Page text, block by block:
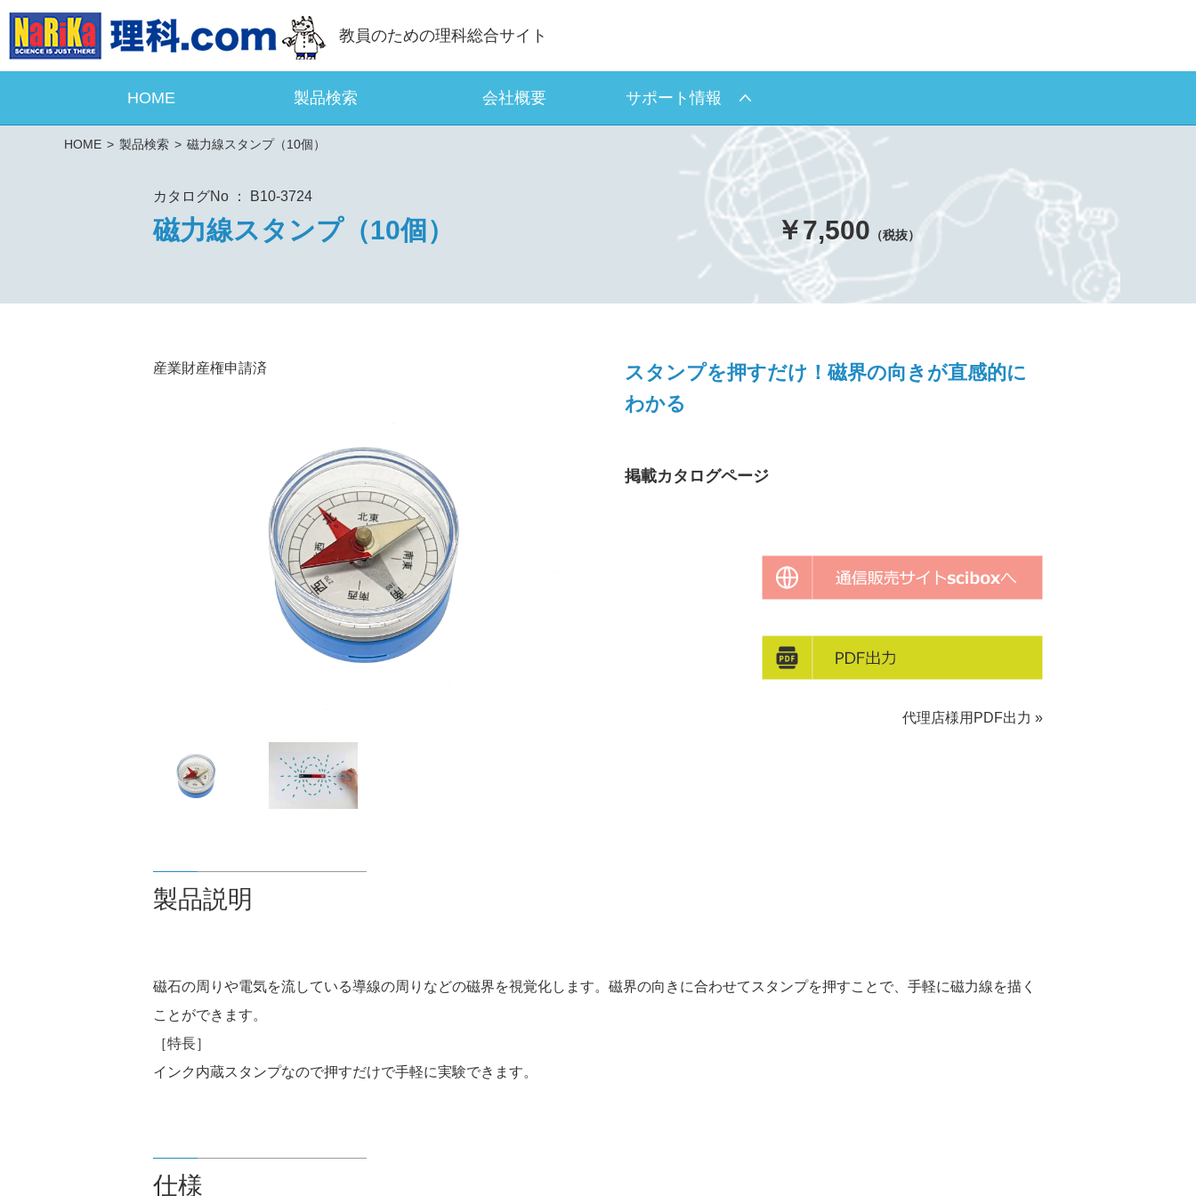
教員のための理科総合サイト
HOME 製品検索 会社概要 サポート情報
HOME 製品検索 磁力線スタンプ（10個）
カタログNo ： B10-3724
磁力線スタンプ（10個） ￥7,500 （税抜）
産業財産権申請済
スタンプを押すだけ！磁界の向きが直感的に
わかる
掲載カタログページ
代理店様用PDF出力 »
製品説明
磁石の周りや電気を流している導線の周りなどの磁界を視覚化します。磁界の向きに合わせてスタンプを押すことで、手軽に磁力線を描く
ことができます。
［特長］
インク内蔵スタンプなので押すだけで手軽に実験できます。
仕様